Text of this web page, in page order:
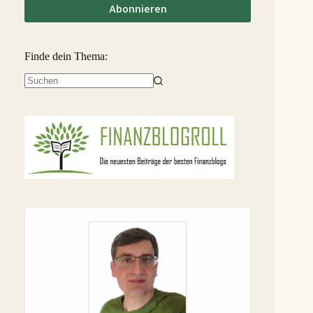
Abonnieren
Finde dein Thema: